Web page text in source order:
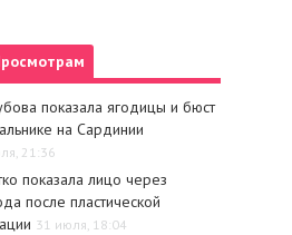
показала ягодицы и бюст
на Сардинии
21:36
показала лицо через
после пластической
31 июля, 18:04